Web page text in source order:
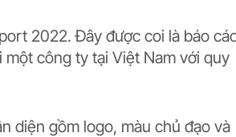
2022. Đây được coi là báo
công ty tại Việt Nam với quy
diện gồm logo, màu chủ đạo và